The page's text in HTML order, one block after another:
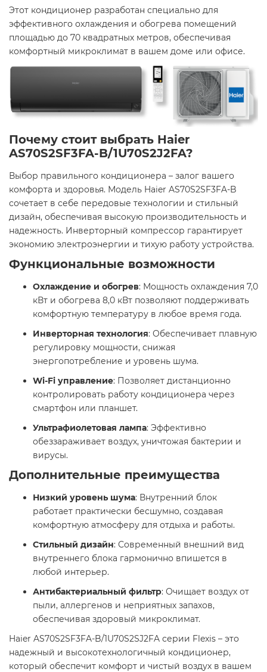
Этот кондиционер разработан специально для
эффективного охлаждения и обогрева помещений
площадью до 70 квадратных метров, обеспечивая
комфортный микроклимат в вашем доме или офисе.
Почему стоит выбрать Haier
AS70S2SF3FA-B/1U70S2J2FA?
Выбор правильного кондиционера – залог вашего
комфорта и здоровья. Модель Haier AS70S2SF3FA-B
сочетает в себе передовые технологии и стильный
дизайн, обеспечивая высокую производительность и
надежность. Инверторный компрессор гарантирует
экономию электроэнергии и тихую работу устройства.
Функциональные возможности
Охлаждение и обогрев: Мощность охлаждения 7,0
кВт и обогрева 8,0 кВт позволяют поддерживать
комфортную температуру в любое время года.
Инверторная технология: Обеспечивает плавную
регулировку мощности, снижая
энергопотребление и уровень шума.
Wi-Fi управление: Позволяет дистанционно
контролировать работу кондиционера через
смартфон или планшет.
Ультрафиолетовая лампа: Эффективно
обеззараживает воздух, уничтожая бактерии и
вирусы.
Дополнительные преимущества
Низкий уровень шума: Внутренний блок
работает практически бесшумно, создавая
комфортную атмосферу для отдыха и работы.
Стильный дизайн: Современный внешний вид
внутреннего блока гармонично впишется в
любой интерьер.
Антибактериальный фильтр: Очищает воздух от
пыли, аллергенов и неприятных запахов,
обеспечивая здоровый микроклимат.
Haier AS70S2SF3FA-B/1U70S2SJ2FA серии Flexis – это
надежный и высокотехнологичный кондиционер,
который обеспечит комфорт и чистый воздух в вашем